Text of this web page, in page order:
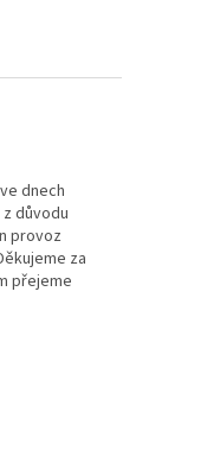
dnech
z důvodu
provoz
za
přejeme